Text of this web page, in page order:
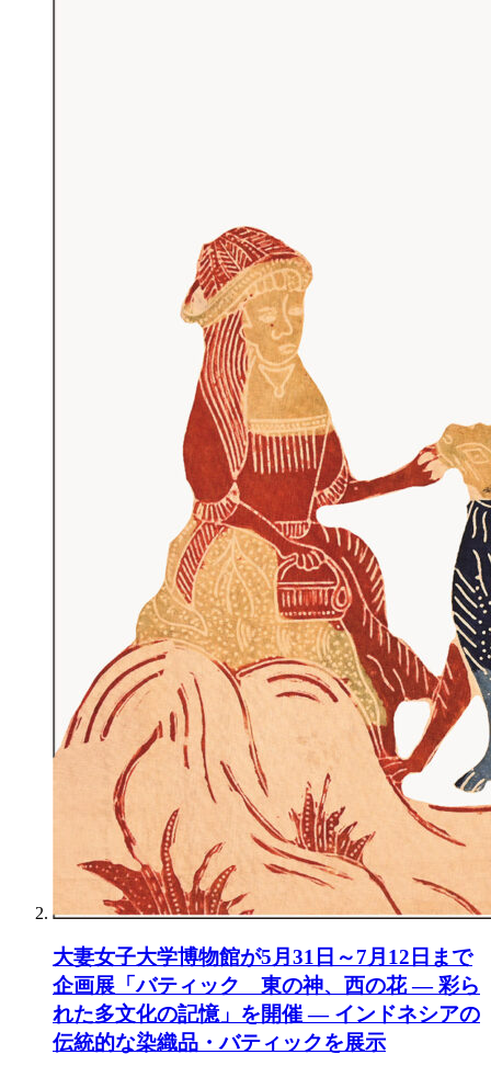
大妻女子大学博物館が5月31日～7月12日まで
企画展「バティック 東の神、西の花 ― 彩ら
れた多文化の記憶」を開催 ― インドネシアの
伝統的な染織品・バティックを展示